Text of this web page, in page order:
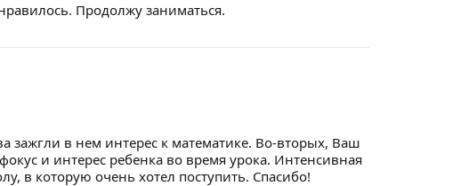
Продолжу заниматься.
зажгли в нем интерес к математике. Во-вторых, Ваш
и интерес ребенка во время урока. Интенсивная
в которую очень хотел поступить. Спасибо!